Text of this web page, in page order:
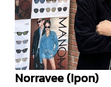
Norravee (Ipon)